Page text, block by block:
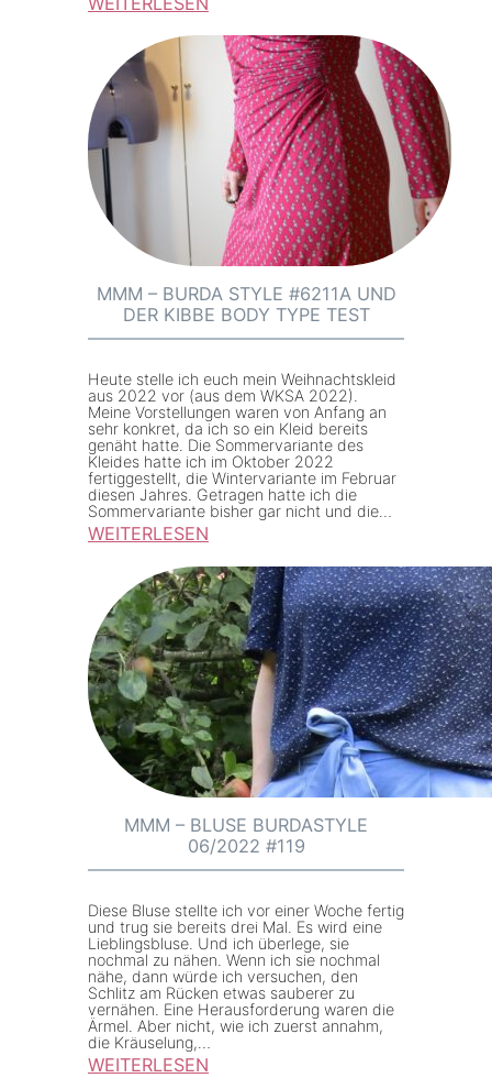
S
A
2
0
r
o
j
e
k
t
v
o
e
l
l
MMM – BURDA STYLE #6211A UND
DER KIBBE BODY TYPE TEST
Heute stelle ich euch mein Weihnachtskleid
aus 2022 vor (aus dem WKSA 2022).
Meine Vorstellungen waren von Anfang an
sehr konkret, da ich so ein Kleid bereits
genäht hatte. Die Sommervariante des
Kleides hatte ich im Oktober 2022
fertiggestellt, die Wintervariante im Februar
diesen Jahres. Getragen hatte ich die
Sommervariante bisher gar nicht und die…
WEITERLESEN
M
M
–
B
u
t
y
l
e
#
6
2
1
MMM – BLUSE BURDASTYLE
06/2022 #119
Diese Bluse stellte ich vor einer Woche fertig
und trug sie bereits drei Mal. Es wird eine
Lieblingsbluse. Und ich überlege, sie
nochmal zu nähen. Wenn ich sie nochmal
nähe, dann würde ich versuchen, den
Schlitz am Rücken etwas sauberer zu
vernähen. Eine Herausforderung waren die
Ärmel. Aber nicht, wie ich zuerst annahm,
die Kräuselung,…
WEITERLESEN